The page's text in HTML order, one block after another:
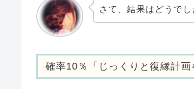
さて、結果はどうで
確率10％「じっくりと復縁計画